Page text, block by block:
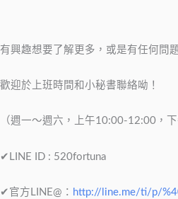
有興趣想要了解更多，或是有任何問題
歡迎於上班時間和小秘書聯絡呦！
（週一～週六，上午10:00-12:00，
✔LINE ID : 520fortuna
✔官方LINE@： http://line.me/ti/p/